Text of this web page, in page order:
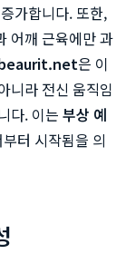
가합니다. 또한,
어깨 근육에만 과
은 이
니라 전신 움직임
다. 이는 부상 예
터 시작됨을 의